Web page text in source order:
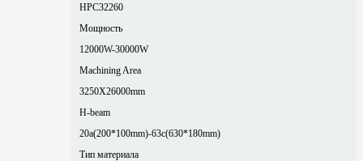
HPC32260
Мощность
12000W-30000W
Machining Area
3250X26000mm
H-beam
20a(200*100mm)-63c(630*180mm)
Тип материала